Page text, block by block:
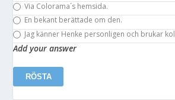
Via Colorama´s hemsida.
En bekant berättade om den.
Jag känner Henke personligen och brukar
Add your answer